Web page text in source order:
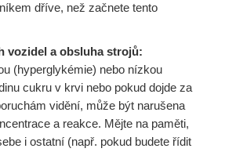
dříve, než začnete tento
vozidel a obsluha strojů:
(hyperglykémie) nebo nízkou
cukru v krvi nebo pokud dojde za
vidění, může být narušena
a reakce. Mějte na paměti,
i ostatní (např. pokud budete řídit